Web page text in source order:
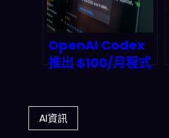
OpenAI Codex
推出 $100/月程式
作流要怎麼接？
AI資訊